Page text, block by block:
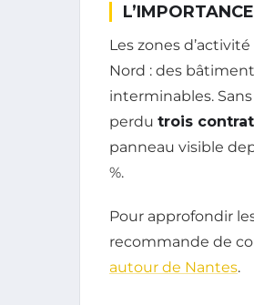
Les zones
Nord : des
interminables.
perdu trois
panneau visible
%.
Pour approfondir
recommande de
autour de Nantes.